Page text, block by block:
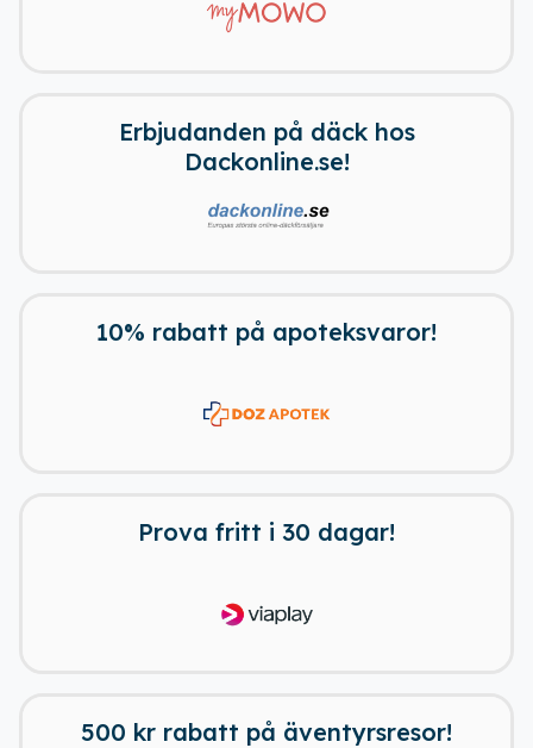
Erbjudanden på däck hos
Dackonline.se!
10% rabatt på apoteksvaror!
Prova fritt i 30 dagar!
500 kr rabatt på äventyrsresor!